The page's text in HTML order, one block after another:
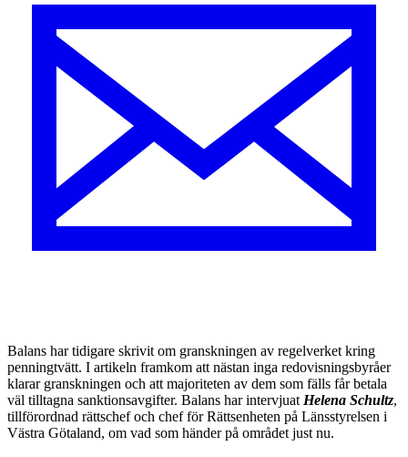
Balans har tidigare skrivit om granskningen av regelverket kring
penningtvätt. I artikeln framkom att nästan inga redovisningsbyråer
klarar granskningen och att majoriteten av dem som fälls får betala
väl tilltagna sanktionsavgifter. Balans har intervjuat Helena Schultz,
tillförordnad rättschef och chef för Rättsenheten på Länsstyrelsen i
Västra Götaland, om vad som händer på området just nu.